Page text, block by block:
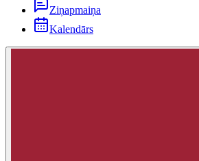
Ziņapmaiņa
Kalendārs